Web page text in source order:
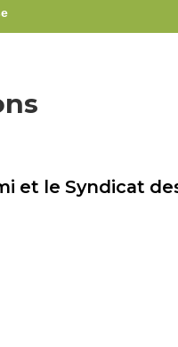
et le Syndicat